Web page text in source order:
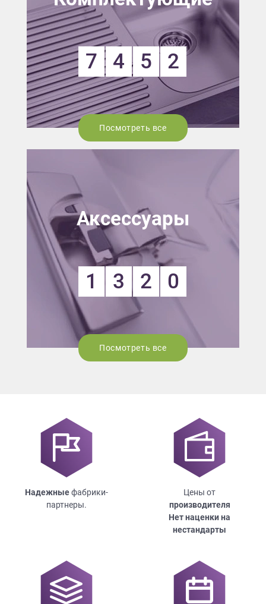
7 4 5 2
Посмотреть все
Аксессуары
1 3 2 0
Посмотреть все
Надежныефабрики-
партнеры.
Цены от
производителя
Нет наценки на
нестандарты